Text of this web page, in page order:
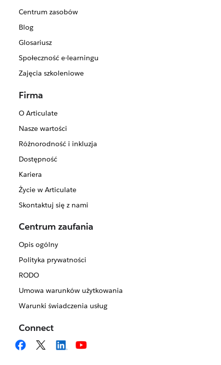
Centrum zasobów
Blog
Glosariusz
Społeczność e-learningu
Zajęcia szkoleniowe
Firma
O Articulate
Nasze wartości
Różnorodność i inkluzja
Dostępność
Kariera
Życie w Articulate
Skontaktuj się z nami
Centrum zaufania
Opis ogólny
Polityka prywatności
RODO
Umowa warunków użytkowania
Warunki świadczenia usług
Connect